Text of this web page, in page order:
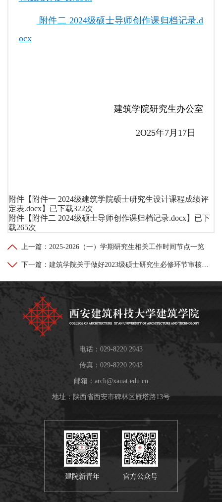
附件二 2024级硕士导师创作课归档记录.d
ocx
建筑学院研究生办公室
2O25年7月17日
附件【 附件一 2024级建筑学院硕士研究生设计课程成绩评
定表.docx】已下载322次
附件【 附件二 2024级硕士导师创作课归档记录.docx】已下
载265次
上一篇： 2025-2026（一）学期研究生相关工作时间节点一览
下一篇： 建筑学院关于做好2023级硕士研究生必修环节审核工作的通知
电话：029-8220 2943
传真：029-8220 2943
邮箱： arch@xauat.edu.cn
地址：陕西省西安市碑林区雁塔路13号
建院新青年 官方公众号